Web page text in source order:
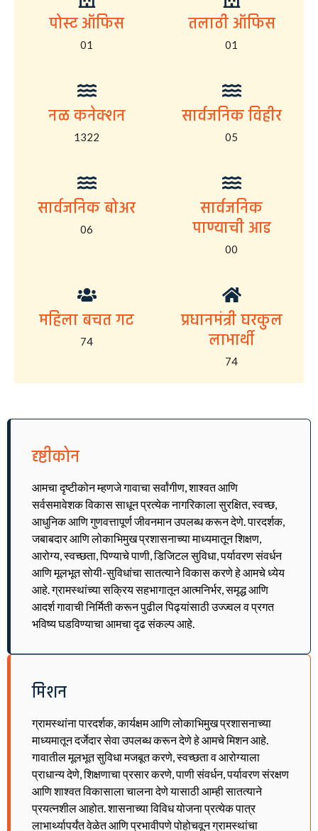
पोस्ट ऑफिस
01
तलाठी ऑफिस
01
नळ कनेक्शन
1322
सार्वजनिक विहीर
05
सार्वजनिक बोअर
06
सार्वजनिक
पाण्याची आड
00
महिला बचत गट
74
प्रधानमंत्री घरकुल
लाभार्थी
74
दृष्टीकोन
आमचा दृष्टीकोन म्हणजे गावाचा सर्वांगीण, शाश्वत आणि
सर्वसमावेशक विकास साधून प्रत्येक नागरिकाला सुरक्षित, स्वच्छ,
आधुनिक आणि गुणवत्तापूर्ण जीवनमान उपलब्ध करून देणे. पारदर्शक,
जबाबदार आणि लोकाभिमुख प्रशासनाच्या माध्यमातून शिक्षण,
आरोग्य, स्वच्छता, पिण्याचे पाणी, डिजिटल सुविधा, पर्यावरण संवर्धन
आणि मूलभूत सोयी-सुविधांचा सातत्याने विकास करणे हे आमचे ध्येय
आहे. ग्रामस्थांच्या सक्रिय सहभागातून आत्मनिर्भर, समृद्ध आणि
आदर्श गावाची निर्मिती करून पुढील पिढ्यांसाठी उज्ज्वल व प्रगत
भविष्य घडविण्याचा आमचा दृढ संकल्प आहे.
मिशन
ग्रामस्थांना पारदर्शक, कार्यक्षम आणि लोकाभिमुख प्रशासनाच्या
माध्यमातून दर्जेदार सेवा उपलब्ध करून देणे हे आमचे मिशन आहे.
गावातील मूलभूत सुविधा मजबूत करणे, स्वच्छता व आरोग्याला
प्राधान्य देणे, शिक्षणाचा प्रसार करणे, पाणी संवर्धन, पर्यावरण संरक्षण
आणि शाश्वत विकासाला चालना देणे यासाठी आम्ही सातत्याने
प्रयत्नशील आहोत. शासनाच्या विविध योजना प्रत्येक पात्र
लाभार्थ्यापर्यंत वेळेत आणि प्रभावीपणे पोहोचवून ग्रामस्थांचा